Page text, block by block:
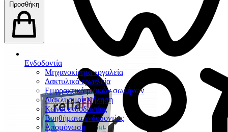
Ενδοδοντία
Μηχανοκίνητα εργαλεία
Δακτυλικά εργαλεία
Εμφρακτικά ριζικών σωλήνων
Διακλυσμοί-Χήληση
Κώνοι ενδοδοντίας
Βοηθήματα ενδοδοντίας
Απομόνωση
Προσθήκη